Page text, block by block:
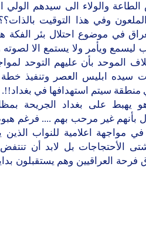
والولاء الى سيدهم الولي
وفي هذا التوقيت
في موضوع احتلال بئر الفكة
ويأمر ولا يستمع الا لصوته
الموحد بأن عليهم التوحد
سيده ابليس العصر وتنفيذ خطة
منطقة سيتم استهدافها في بغداد!!.
يهبط على بغداد الجريحة
بأنهم غير مرحب بهم .... فرغم
مواجهة اعلامية للنواب الذين
بشتى الأحتجاجات بل لابد أن
العراقيين وهم يستقبلون